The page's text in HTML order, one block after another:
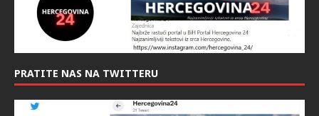
PRATITE NAS NA TWITTERU